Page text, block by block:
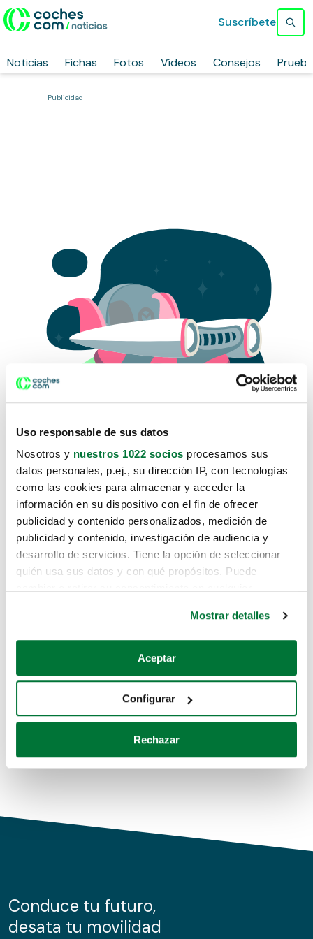
Uso responsable de sus datos
Nosotros y nuestros 1022 socios procesamos sus
datos personales, p.ej., su dirección IP, con tecnologías
como las cookies para almacenar y acceder la
información en su dispositivo con el fin de ofrecer
publicidad y contenido personalizados, medición de
publicidad y contenido, investigación de audiencia y
desarrollo de servicios. Tiene la opción de seleccionar
quién usa sus datos y con qué propósitos. Puede
Si lo permite, también quisiéramos:
Recopilar información sobre su ubicación geográfica
Identificar su dispositivo analizándolo activamente
para buscar características específicas (huellas
Obtenga más información sobre cómo se procesan sus
de cookies.
información sobre el uso que haga del sitio web con
nuestros partners de redes sociales, publicidad y análisis
Mostrar detalles
Aceptar
Configurar
Rechazar
Noticias Fichas Fotos Vídeos Consejos
Suscríbete
Publicidad
Lo sentimos, no sabemos como
te hemos traido hasta aquí.
Pero puedes encontrar el coche que estás
buscando en alguno de estos enlaces:
Coches de segunda mano
Coches de km0
Conduce tu futuro,
desata tu movilidad